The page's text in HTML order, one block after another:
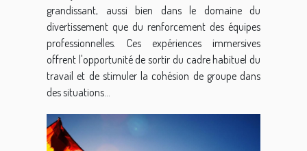
grandissant, aussi bien dans le domaine du
divertissement que du renforcement des équipes
professionnelles. Ces expériences immersives
offrent l'opportunité de sortir du cadre habituel du
travail et de stimuler la cohésion de groupe dans
des situations...